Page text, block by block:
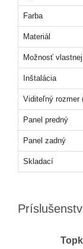
Farba
Materiál
Možnosť
Inštalácia
Viditeľný rozmer
Panel predný
Panel zadný
Skladací